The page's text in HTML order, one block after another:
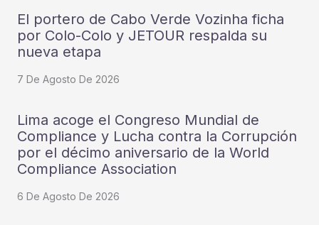
El portero de Cabo Verde Vozinha ficha
por Colo-Colo y JETOUR respalda su
nueva etapa
7 De Agosto De 2026
Lima acoge el Congreso Mundial de
Compliance y Lucha contra la Corrupción
por el décimo aniversario de la World
Compliance Association
6 De Agosto De 2026